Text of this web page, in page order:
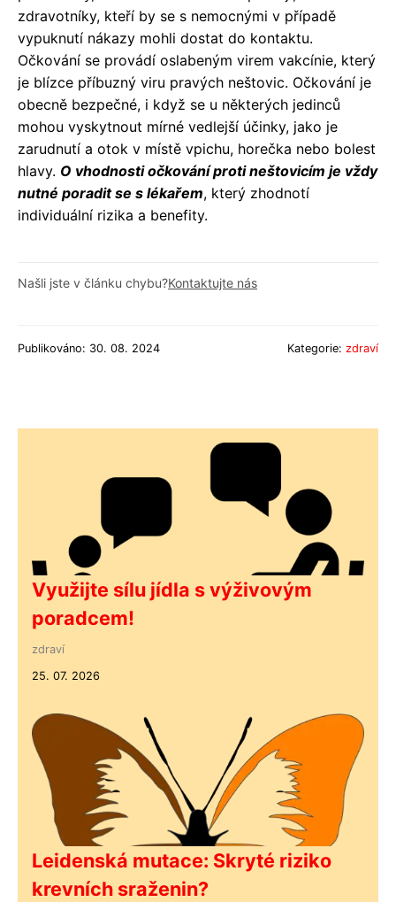
zdravotníky, kteří by se s nemocnými v případě
vypuknutí nákazy mohli dostat do kontaktu.
Očkování se provádí oslabeným virem vakcínie, který
je blízce příbuzný viru pravých neštovic. Očkování je
obecně bezpečné, i když se u některých jedinců
mohou vyskytnout mírné vedlejší účinky, jako je
zarudnutí a otok v místě vpichu, horečka nebo bolest
hlavy. O vhodnosti očkování proti neštovicím je vždy
nutné poradit se s lékařem, který zhodnotí
individuální rizika a benefity.
Našli jste v článku chybu?Kontaktujte nás
Publikováno: 30. 08. 2024 Kategorie: zdraví
Využijte sílu jídla s výživovým
poradcem!
zdraví
25. 07. 2026
Leidenská mutace: Skryté riziko
krevních sraženin?